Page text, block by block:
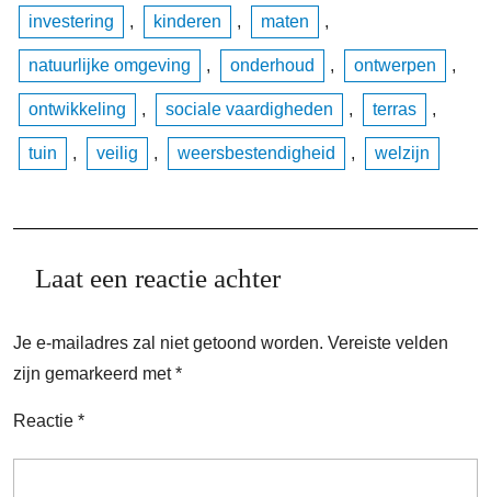
investering , kinderen , maten ,
natuurlijke omgeving , onderhoud , ontwerpen ,
ontwikkeling , sociale vaardigheden , terras ,
tuin , veilig , weersbestendigheid , welzijn
Laat een reactie achter
Je e-mailadres zal niet getoond worden. Vereiste velden
zijn gemarkeerd met*
Reactie *